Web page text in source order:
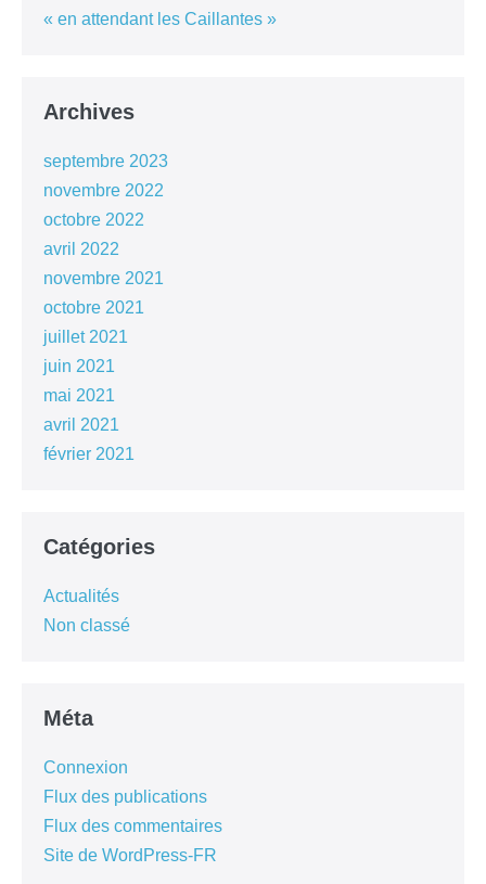
« en attendant les Caillantes »
Archives
septembre 2023
novembre 2022
octobre 2022
avril 2022
novembre 2021
octobre 2021
juillet 2021
juin 2021
mai 2021
avril 2021
février 2021
Catégories
Actualités
Non classé
Méta
Connexion
Flux des publications
Flux des commentaires
Site de WordPress-FR